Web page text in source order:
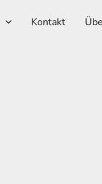
Kontakt